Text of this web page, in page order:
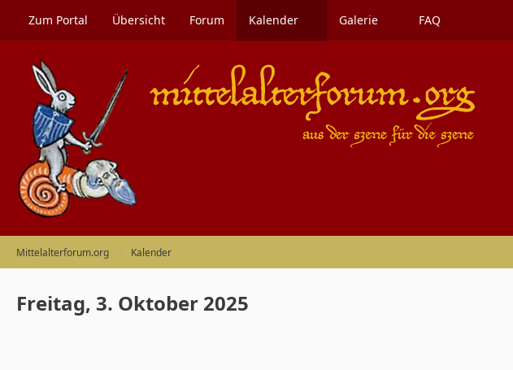
Zum Portal Übersicht Forum Kalender Galerie FAQ
Mittelalterforum.org Kalender
Freitag, 3. Oktober 2025